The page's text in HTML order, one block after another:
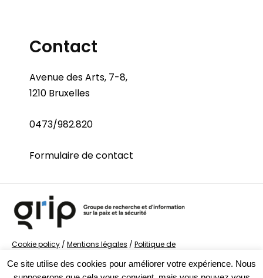
Contact
Avenue des Arts, 7-8,
1210 Bruxelles
0473/982.820
Formulaire de contact
Cookie policy / Mentions légales / Politique de
la Sécurité
Ce site utilise des cookies pour améliorer votre expérience. Nous